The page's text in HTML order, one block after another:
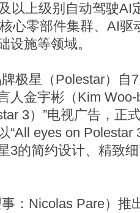
以上级别自动驾驶AI
心零部件集群、AI驱
设施等领域。
极星（Polestar）自
人金宇彬（Kim
3）”电视广告，正
“All eyes on Polestar
3的简约设计、精致
：Nicolas Pare）推